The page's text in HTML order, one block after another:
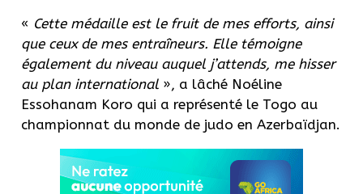
« Cette médaille est le fruit de mes efforts, ainsi
que ceux de mes entraîneurs. Elle témoigne
également du niveau auquel j’attends, me hisser
au plan international », a lâché Noéline
Essohanam Koro qui a représenté le Togo au
championnat du monde de judo en Azerbaïdjan.